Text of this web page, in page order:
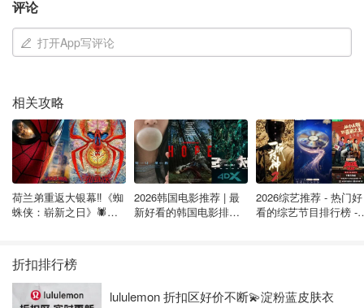
该工作人员始终未透露具体生产者，只强调平台已有进口报
关单、原产地证明等文件。根据《中华人民共和国消费者权
的真实情况，包括产地和生产者等信息。
评论
打开App写评论
相关攻略
荷兰弟重返大银幕‼️《蜘
蛛侠：崭新之日》🕷️北
2026韩国电影推荐 | 最
新好看的韩国电影排行
2026综艺推荐 - 热门好
看的综艺节目排行榜 -
折扣排行榜
lululemon 折扣区好价不断💫淀粉蓝皮肤衣